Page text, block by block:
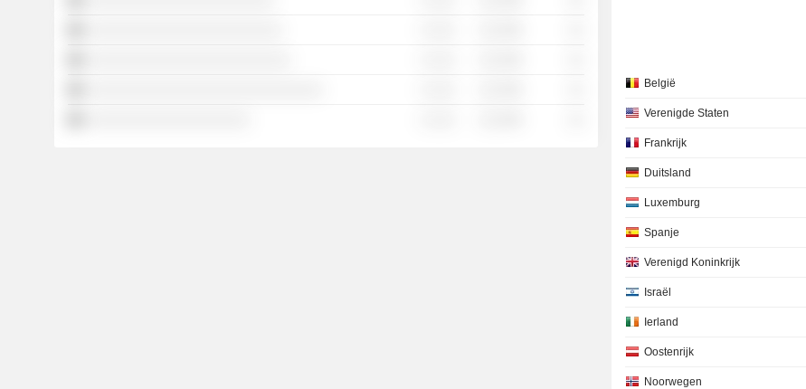
België
Verenigde Staten
Frankrijk
Duitsland
Luxemburg
Spanje
Verenigd Koninkrijk
Israël
Ierland
Oostenrijk
Noorwegen